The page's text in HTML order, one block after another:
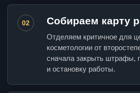
02 Собираем карту
Отделяем критичное для
косметологии от
сначала закрыть штрафы,
и остановку работы.